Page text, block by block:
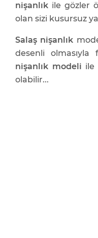
nişanlık ile gözler
olan sizi kusursuz
Salaş nişanlık
desenli olmasıyla
nişanlık modeli ile
olabilir...